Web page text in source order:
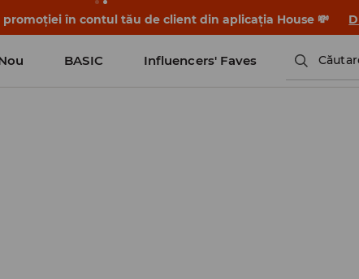
promoției în contul tău de client din aplicația House 💸
BASIC Influencers' Faves